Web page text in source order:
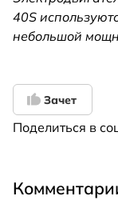
40S
небольшой
Зачет
Поделиться в